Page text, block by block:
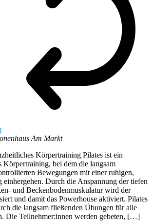
Am Markt
Körpertraining Pilates ist ein
Körpertraining, bei dem die langsam
Bewegungen mit einer ruhigen,
einhergehen. Durch die Anspannung der tiefen
und Beckenbodenmuskulatur wird der
und damit das Powerhouse aktiviert. Pilates
die langsam fließenden Übungen für alle
Die Teilnehmer:innen werden gebeten, […]